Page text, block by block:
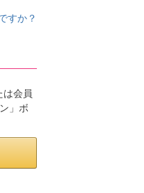
すか？
会員
」ボ